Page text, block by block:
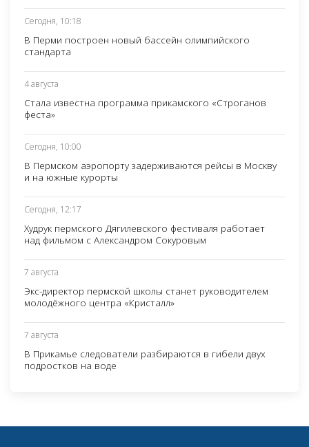
Сегодня, 10:18
В Перми построен новый бассейн олимпийского
стандарта
4 августа
Стала известна программа прикамского «Строганов
феста»
Сегодня, 10:00
В Пермском аэропорту задерживаются рейсы в Москву
и на южные курорты
Сегодня, 12:17
Худрук пермского Дягилевского фестиваля работает
над фильмом с Александром Сокуровым
7 августа
Экс-директор пермской школы станет руководителем
молодёжного центра «Кристалл»
7 августа
В Прикамье следователи разбираются в гибели двух
подростков на воде